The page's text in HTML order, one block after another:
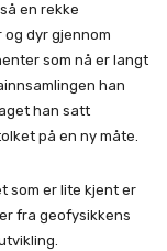
en rekke
dyr gjennom
som nå er langt
han
han satt
på en ny måte.
som er lite kjent er
fra geofysikkens